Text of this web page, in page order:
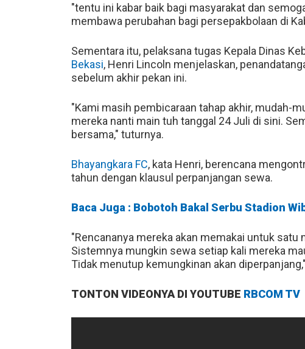
"tentu ini kabar baik bagi masyarakat dan
membawa perubahan bagi persepakbolaan di
Sementara itu, pelaksana tugas Kepala Dinas
Bekasi, Henri Lincoln menjelaskan,
sebelum akhir pekan ini.
"Kami masih pembicaraan tahap akhir, mudah-
mereka nanti main tuh tanggal 24 Juli di sini.
bersama," tuturnya.
Bhayangkara FC, kata Henri, berencana
tahun dengan klausul perpanjangan sewa.
Baca Juga : Bobotoh Bakal Serbu Stadion
"Rencananya mereka akan memakai untuk
Sistemnya mungkin sewa setiap kali mereka
Tidak menutup kemungkinan akan
TONTON VIDEONYA DI YOUTUBE RBCOM TV